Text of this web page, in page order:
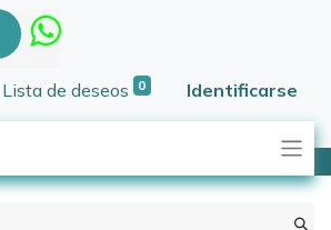
Lista de deseos 0 Identificarse